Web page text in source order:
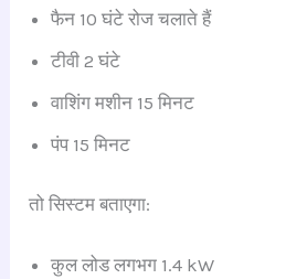
फैन 10 घंटे रोज चलाते हैं
टीवी 2 घंटे
वाशिंग मशीन 15 मिनट
पंप 15 मिनट
तो सिस्टम बताएगा:
कुल लोड लगभग 1.4 kW